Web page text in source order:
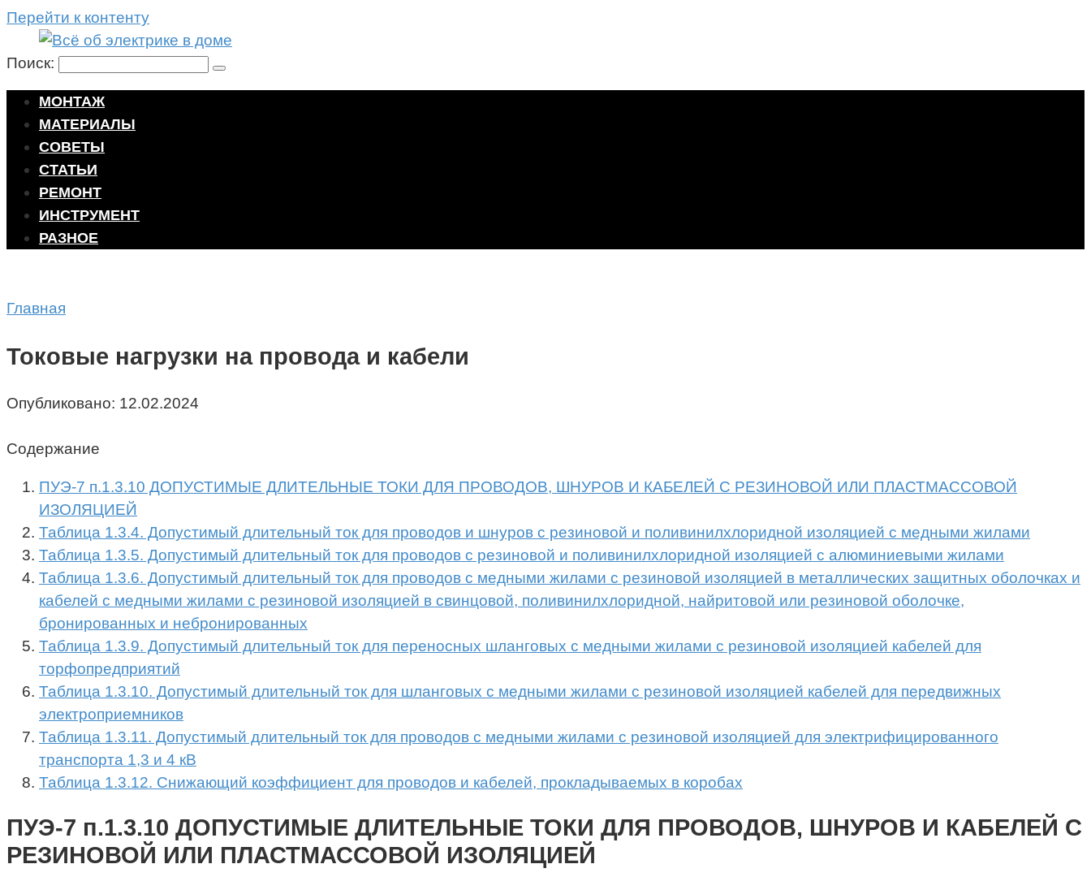
Перейти к контенту
Поиск:
МОНТАЖ
МАТЕРИАЛЫ
СОВЕТЫ
СТАТЬИ
РЕМОНТ
ИНСТРУМЕНТ
РАЗНОЕ
Главная
Токовые нагрузки на провода и кабели
Опубликовано: 12.02.2024
Содержание
ПУЭ-7 п.1.3.10 ДОПУСТИМЫЕ ДЛИТЕЛЬНЫЕ ТОКИ ДЛЯ ПРОВОДОВ, ШНУРОВ И КАБЕЛЕЙ С РЕЗИНОВОЙ ИЛИ ПЛАСТМАССОВОЙ
ИЗОЛЯЦИЕЙ
Таблица 1.3.4. Допустимый длительный ток для проводов и шнуров с резиновой и поливинилхлоридной изоляцией с медными жилами
Таблица 1.3.5. Допустимый длительный ток для проводов с резиновой и поливинилхлоридной изоляцией с алюминиевыми жилами
Таблица 1.3.6. Допустимый длительный ток для проводов с медными жилами с резиновой изоляцией в металлических защитных оболочках и
кабелей с медными жилами с резиновой изоляцией в свинцовой, поливинилхлоридной, найритовой или резиновой оболочке,
бронированных и небронированных
Таблица 1.3.9. Допустимый длительный ток для переносных шланговых с медными жилами с резиновой изоляцией кабелей для
торфопредприятий
Таблица 1.3.10. Допустимый длительный ток для шланговых с медными жилами с резиновой изоляцией кабелей для передвижных
электроприемников
Таблица 1.3.11. Допустимый длительный ток для проводов с медными жилами с резиновой изоляцией для электрифицированного
транспорта 1,3 и 4 кВ
Таблица 1.3.12. Снижающий коэффициент для проводов и кабелей, прокладываемых в коробах
ПУЭ-7 п.1.3.10 ДОПУСТИМЫЕ ДЛИТЕЛЬНЫЕ ТОКИ ДЛЯ ПРОВОДОВ, ШНУРОВ И КАБЕЛЕЙ С
РЕЗИНОВОЙ ИЛИ ПЛАСТМАССОВОЙ ИЗОЛЯЦИЕЙ